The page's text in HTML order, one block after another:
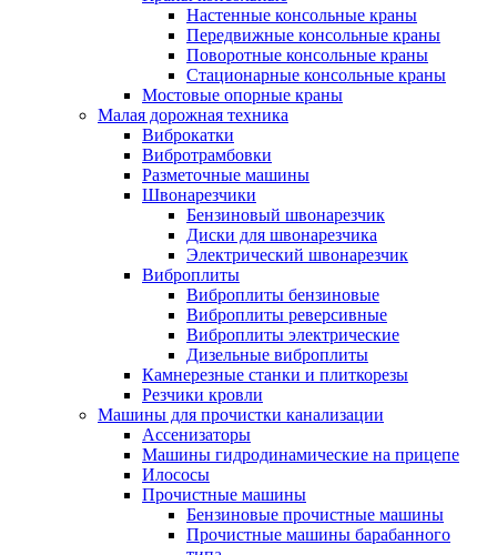
Настенные консольные краны
Передвижные консольные краны
Поворотные консольные краны
Стационарные консольные краны
Мостовые опорные краны
Малая дорожная техника
Виброкатки
Вибротрамбовки
Разметочные машины
Швонарезчики
Бензиновый швонарезчик
Диски для швонарезчика
Электрический швонарезчик
Виброплиты
Виброплиты бензиновые
Виброплиты реверсивные
Виброплиты электрические
Дизельные виброплиты
Камнерезные станки и плиткорезы
Резчики кровли
Машины для прочистки канализации
Ассенизаторы
Машины гидродинамические на прицепе
Илососы
Прочистные машины
Бензиновые прочистные машины
Прочистные машины барабанного